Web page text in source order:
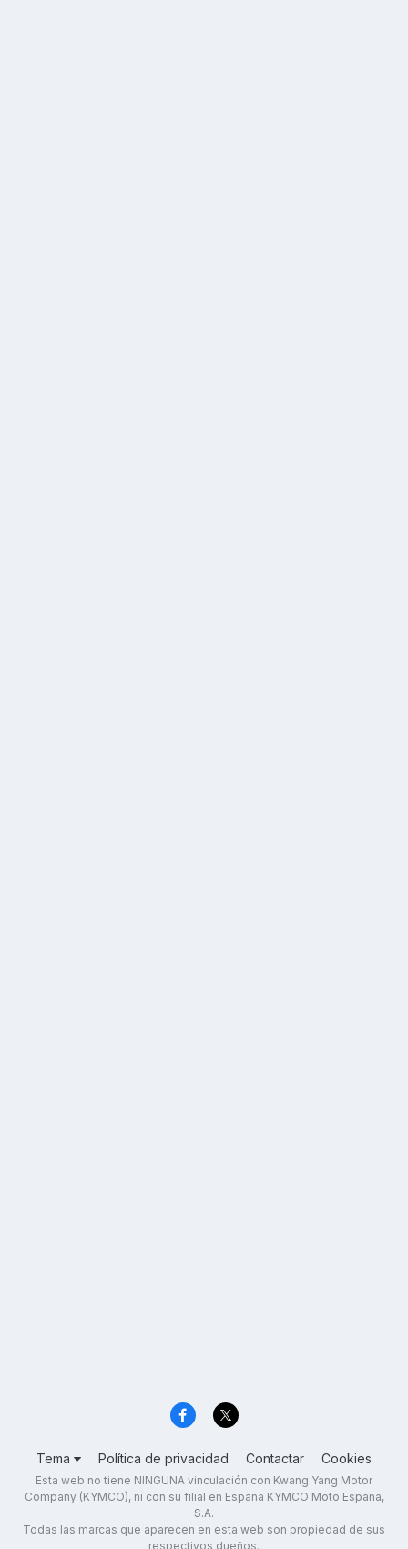
Tema Política de privacidad Contactar Cookies
Esta web no tiene NINGUNA vinculación con Kwang Yang Motor
Company (KYMCO), ni con su filial en España KYMCO Moto España,
S.A.
Todas las marcas que aparecen en esta web son propiedad de sus
respectivos dueños.